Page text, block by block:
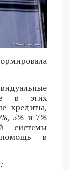
в этих
кредиты,
5% и 7%
системы
помощь в